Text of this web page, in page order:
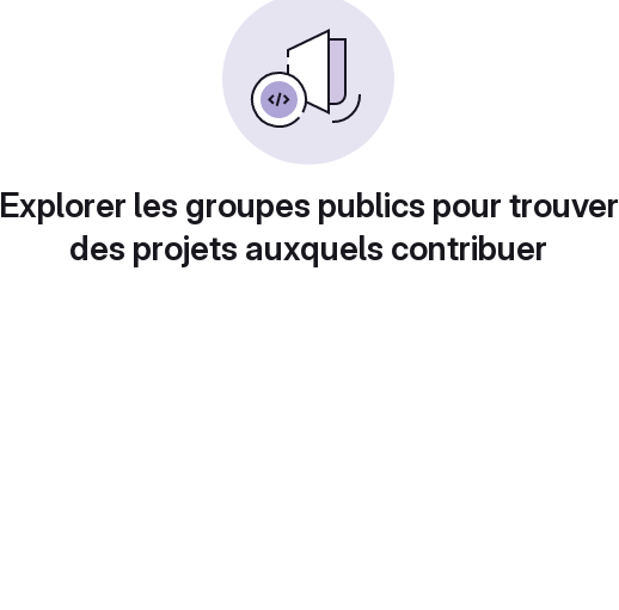
Explorer les groupes publics pour trouver
des projets auxquels contribuer